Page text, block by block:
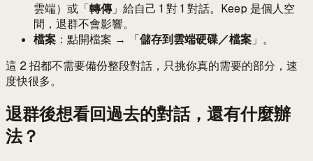
雲端）或「轉傳」給自己 1 對 1 對話。Keep 是個人空
間，退群不會影響。
檔案 ：點開檔案 → 「儲存到雲端硬碟／檔案」。
這 2 招都不需要備份整段對話，只挑你真的需要的部分，速
度快很多。
退群後想看回過去的對話，還有什麼辦
法？